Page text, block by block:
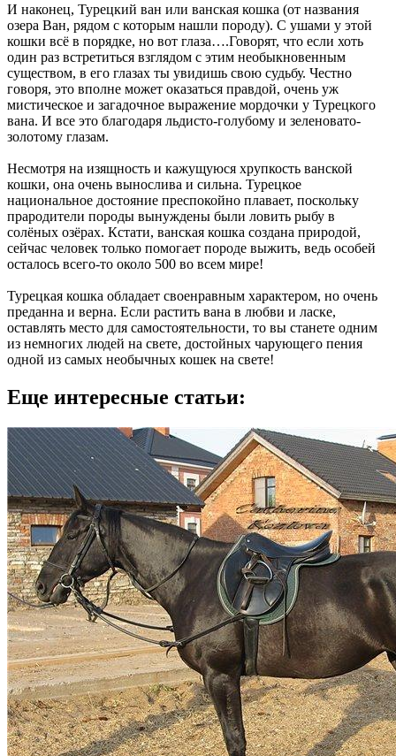
И наконец, Турецкий ван или ванская кошка (от названия
озера Ван, рядом с которым нашли породу). С ушами у этой
кошки всё в порядке, но вот глаза….Говорят, что если хоть
один раз встретиться взглядом с этим необыкновенным
существом, в его глазах ты увидишь свою судьбу. Честно
говоря, это вполне может оказаться правдой, очень уж
мистическое и загадочное выражение мордочки у Турецкого
вана. И все это благодаря льдисто-голубому и зеленовато-
золотому глазам.
Несмотря на изящность и кажущуюся хрупкость ванской
кошки, она очень вынослива и сильна. Турецкое
национальное достояние преспокойно плавает, поскольку
прародители породы вынуждены были ловить рыбу в
солёных озёрах. Кстати, ванская кошка создана природой,
сейчас человек только помогает породе выжить, ведь особей
осталось всего-то около 500 во всем мире!
Турецкая кошка обладает своенравным характером, но очень
преданна и верна. Если растить вана в любви и ласке,
оставлять место для самостоятельности, то вы станете одним
из немногих людей на свете, достойных чарующего пения
одной из самых необычных кошек на свете!
Еще интересные статьи: